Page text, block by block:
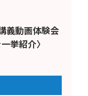
義動画体験会
挙紹介〉